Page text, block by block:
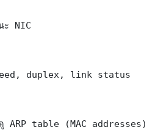
NIC
duplex, link status
table (MAC addresses)